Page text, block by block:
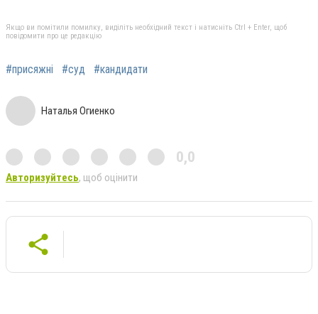
Якщо ви помітили помилку, виділіть необхідний текст і натисніть Ctrl + Enter, щоб
повідомити про це редакцію
#присяжні #суд #кандидати
Наталья Огиенко
0,0
Авторизуйтесь, щоб оцінити